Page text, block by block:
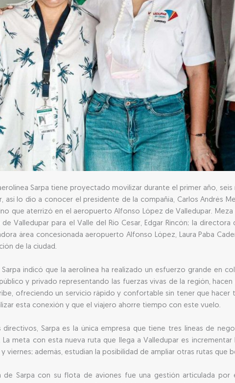
Sarpa tiene proyectado movilizar durante el primer año,
así lo dio a conocer el presidente de la compañía, Carlos Andrés
que aterrizó en el aeropuerto Alfonso López de Valledupar.
Valledupar para el Valle del Río Cesar, Edgar Rincón; la
área concesionada aeropuerto Alfonso López, Laura Paba
de la ciudad.
Sarpa indicó que la aerolínea ha realizado un esfuerzo grande en
y privado representando las fuerzas vivas de la región,
ofreciendo un servicio rápido y confortable sin tener que
esta conexión y que el viajero ahorre tiempo con este vuelo.
directivos, Sarpa es la única empresa que tiene tres líneas de
La meta con esta nueva ruta que llega a Valledupar es
viernes; además, estudian la posibilidad de ampliar otras rutas que
de Sarpa con su flota de aviones fue una gestión articulada